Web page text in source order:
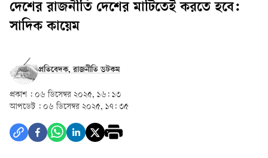
দেশের রাজনীতি দেশের মাটিতেই করতে হবে:
সাদিক কায়েম
প্রতিবেদক, রাজনীতি ডটকম
প্রকাশ : ০৬ ডিসেম্বর ২০২৫, ১৬: ১৩
আপডেট : ০৬ ডিসেম্বর ২০২৫, ১৭: ৩৫